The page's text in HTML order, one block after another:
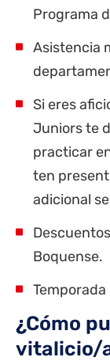
Programa
Asistencia
Si eres
Juniors te
practicar
ten
adicional
Boquense.
¿Cómo
vitalicio/